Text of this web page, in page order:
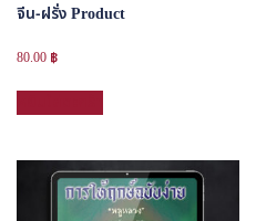
จีน-ฝรั่ง Product
80.00 ฿